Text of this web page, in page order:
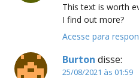
This text is worth
I find out more?
Acesse para
Burton disse:
25/08/2021 às 01:59